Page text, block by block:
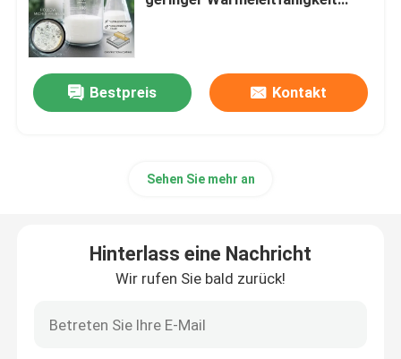
Glasblasen-Mikrosphären
Glasmicrobubbles
Mikroglasblasen
hohle Mikrosphären
Bestpreis Kontakt
Sehen Sie mehr an
Hinterlass eine Nachricht
Wir rufen Sie bald zurück!